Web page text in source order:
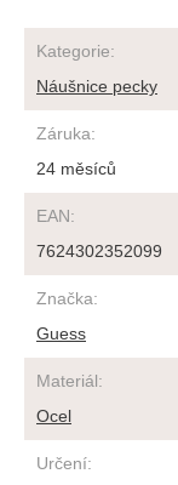
Kategorie:
Náušnice pecky
Záruka:
24 měsíců
EAN:
7624302352099
Značka:
Guess
Materiál:
Ocel
Určení: